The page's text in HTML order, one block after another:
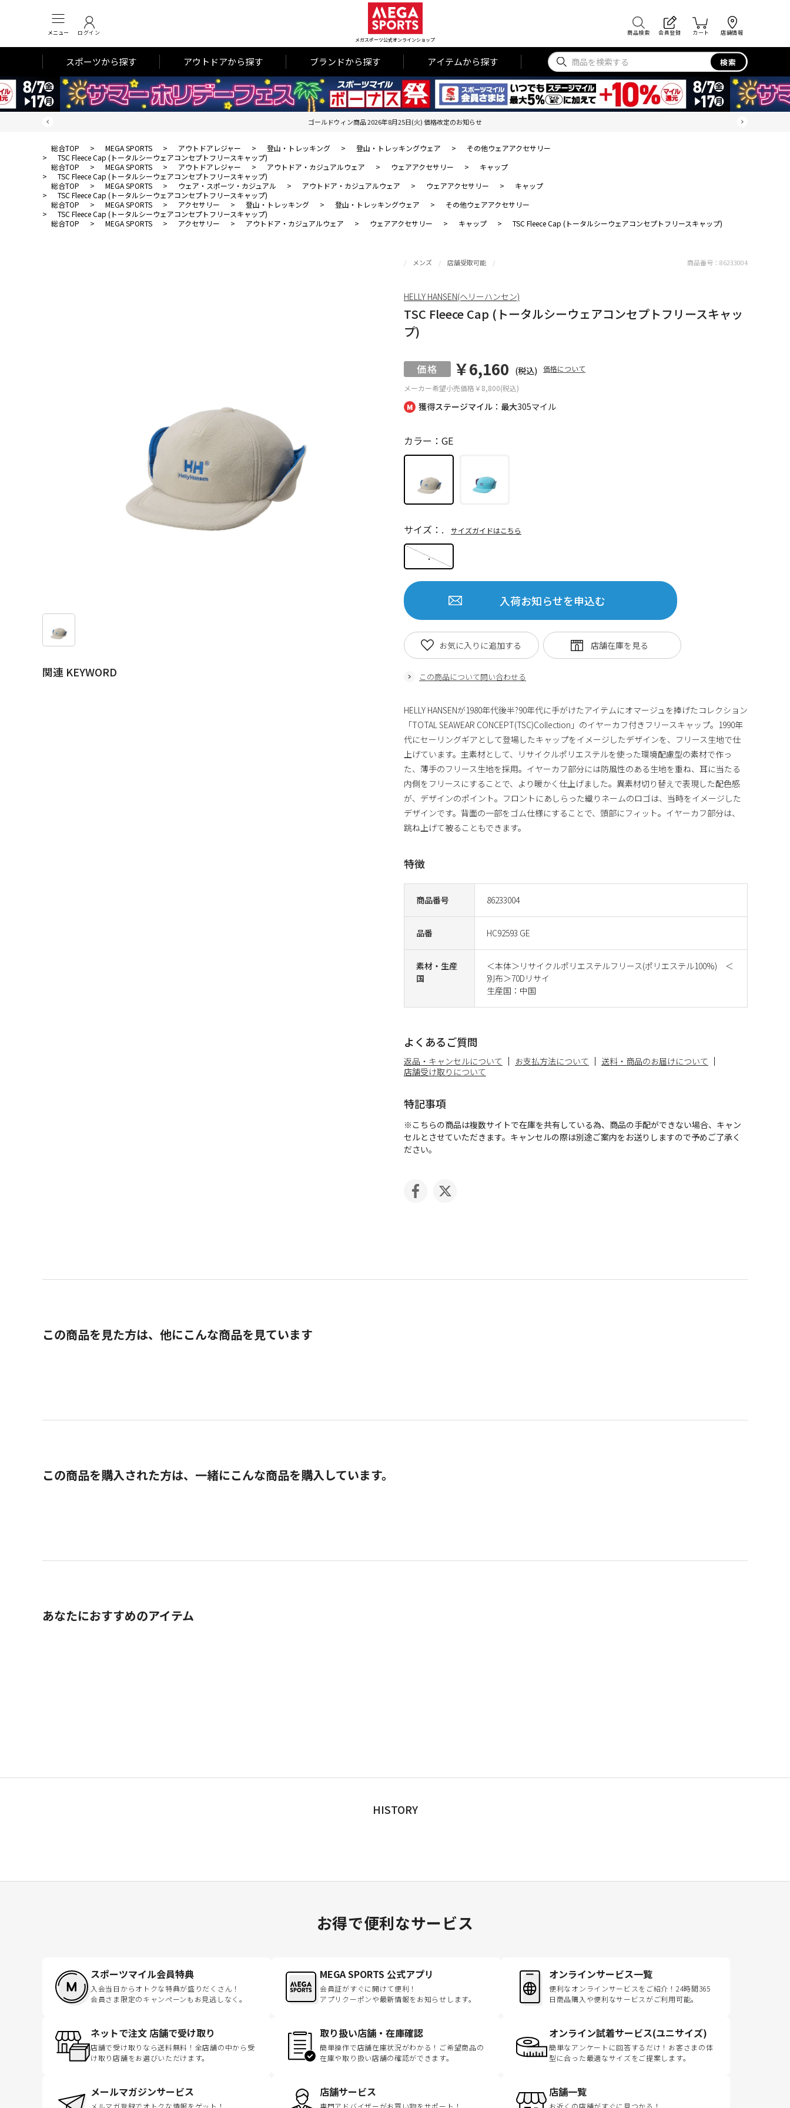
メニュー ログイン
メガスポーツ公式オンラインショップ
商品検索 会員登録 カート 店舗情報
スポーツから探す アウトドアから探す ブランドから探す アイテムから探す 検索
ゴールドウィン商品 2026年8月25日(火) 価格改定のお知らせ
総合TOP > MEGA SPORTS > アウトドアレジャー > 登山・トレッキング > 登山・トレッキングウェア >
その他ウェアアクセサリー
>
TSC Fleece Cap (トータルシーウェアコンセプトフリースキャップ)
総合TOP
> MEGA SPORTS > アウトドアレジャー > アウトドア・カジュアルウェア > ウェアアクセサリー >
キャップ
>
TSC Fleece Cap (トータルシーウェアコンセプトフリースキャップ)
総合TOP
> MEGA SPORTS > ウェア・スポーツ・カジュアル > アウトドア・カジュアルウェア > ウェアアクセサリー >
キャップ
>
TSC Fleece Cap (トータルシーウェアコンセプトフリースキャップ)
総合TOP
> MEGA SPORTS > アクセサリー > 登山・トレッキング > 登山・トレッキングウェア >
その他ウェアアクセサリー
>
TSC Fleece Cap (トータルシーウェアコンセプトフリースキャップ)
総合TOP
> MEGA SPORTS > アクセサリー > アウトドア・カジュアルウェア > ウェアアクセサリー > キャップ > TSC Fleece Cap (トータルシーウェアコンセプトフリースキャップ)
関連 KEYWORD
獲得ステージマイル：最大305マイル
メンズ 店舗受取可能
TSC Fleece Cap (トータルシーウェアコンセプトフリースキャッ
プ)
メーカー希望小売価格￥8,800(税込)
￥6,160 (税込) 価格について
商品番号 86233004
品番 HC92593 GE
素材・生産
国
＜本体＞リサイクルポリエステルフリース(ポリエステル100%) ＜
別布＞70Dリサイ
生産国：中国
カラー：GE
.
サイズ：. サイズガイドはこちら
入荷お知らせを申込む
この商品について問い合わせる
お気に入りに追加する
商品番号： 86233004
HELLY HANSEN(ヘリーハンセン)
HELLY HANSENが1980年代後半?90年代に手がけたアイテムにオマージュを捧げたコレクション
「TOTAL SEAWEAR CONCEPT(TSC)Collection」のイヤーカフ付きフリースキャップ。1990年
代にセーリングギアとして登場したキャップをイメージしたデザインを、フリース生地で仕
上げています。主素材として、リサイクルポリエステルを使った環境配慮型の素材で作っ
た、薄手のフリース生地を採用。イヤーカフ部分には防風性のある生地を重ね、耳に当たる
内側をフリースにすることで、より暖かく仕上げました。異素材切り替えで表現した配色感
が、デザインのポイント。フロントにあしらった織りネームのロゴは、当時をイメージした
デザインです。背面の一部をゴム仕様にすることで、頭部にフィット。イヤーカフ部分は、
跳ね上げて被ることもできます。
特徴
よくあるご質問
返品・キャンセルについて お支払方法について
送料・商品のお届けについて
店舗受け取りについて
特記事項
※こちらの商品は複数サイトで在庫を共有している為、商品の手配ができない場合、キャン
セルとさせていただきます。キャンセルの際は別途ご案内をお送りしますので予めご了承く
ださい。
この商品を見た方は、他にこんな商品を見ています
この商品を購入された方は、一緒にこんな商品を購入しています。
あなたにおすすめのアイテム
HISTORY
お得で便利なサービス
スポーツマイル会員特典
入会当日からオトクな特典が盛りだくさん！
会員さま限定のキャンペーンもお見逃しなく。
MEGA SPORTS 公式アプリ
会員証がすぐに開けて便利！
アプリクーポンや最新情報をお知らせします。
オンラインサービス一覧
便利なオンラインサービスをご紹介！24時間365
日商品購入や便利なサービスがご利用可能。
ネットで注文 店舗で受け取り
店舗で受け取りなら送料無料！全店舗の中から受
け取り店舗をお選びいただけます。
取り扱い店舗・在庫確認
簡単操作で店舗在庫状況がわかる！ご希望商品の
在庫や取り扱い店舗の確認ができます。
オンライン試着サービス(ユニサイズ)
簡単なアンケートに回答するだけ！お客さまの体
型に合った最適なサイズをご提案します。
メールマガジンサービス
メルマガ登録でオトクな情報をゲット！
店舗サービス
専門アドバイザーがお買い物をサポート！
店舗一覧
お近くの店舗がすぐに見つかる！